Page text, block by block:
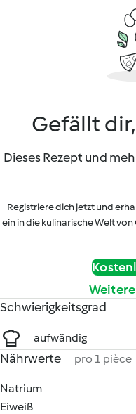
Gefällt
Dieses Rezept und
Registriere dich jetzt und
ein in die kulinarische Welt
Schwierigkeitsgrad
aufwändig
Nährwerte pro 1 pièce
Natrium
Eiweiß